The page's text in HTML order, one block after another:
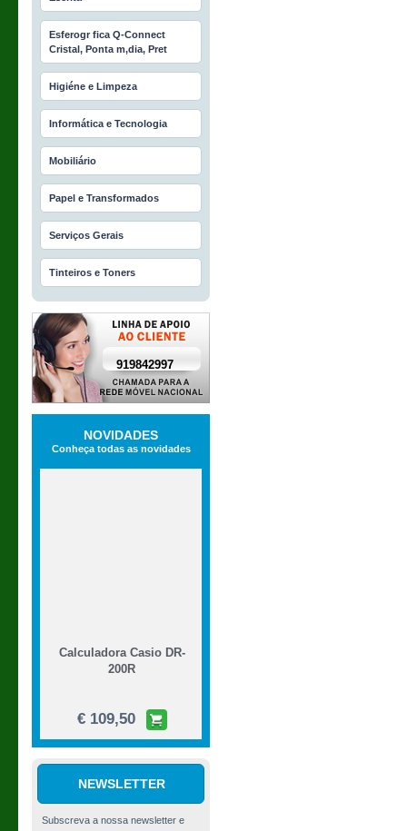
Esferogr fica Q-Connect
Cristal, Ponta m‚dia, Pret
Higiéne e Limpeza
Informática e Tecnologia
Mobiliário
Papel e Transformados
Serviços Gerais
Tinteiros e Toners
919842997
NOVIDADES
Conheça todas as novidades
Calculadora Casio DR-
200R
€ 109,50
NEWSLETTER